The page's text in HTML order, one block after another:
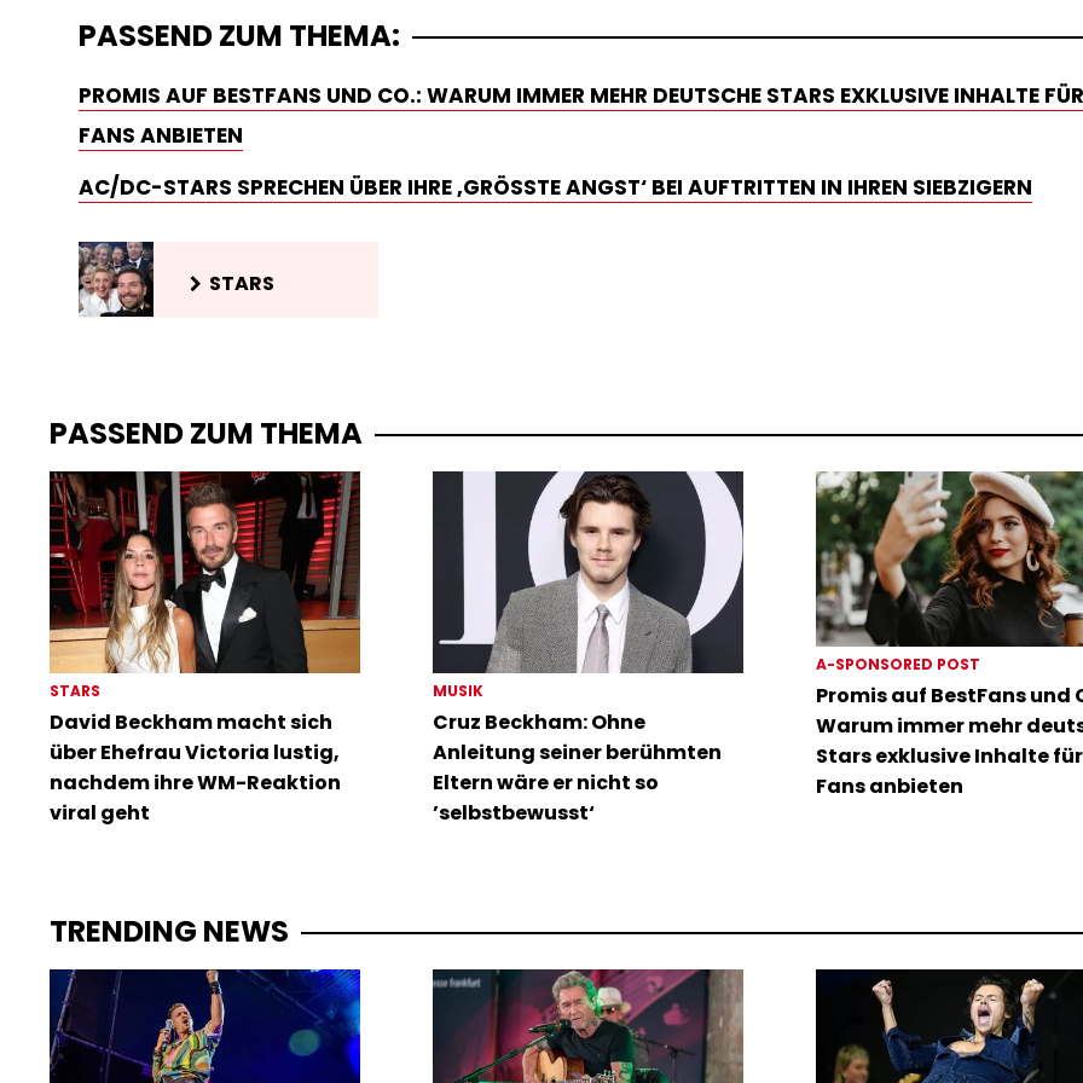
PASSEND ZUM THEMA:
PROMIS AUF BESTFANS UND CO.: WARUM IMMER MEHR DEUTSCHE STARS EXKLUSIVE INHALTE
FANS ANBIETEN
AC/DC-STARS SPRECHEN ÜBER IHRE ‚GRÖSSTE ANGST‘ BEI AUFTRITTEN IN IHREN SIEBZIGERN
STARS
PASSEND ZUM THEMA
STARS
David Beckham macht sich
über Ehefrau Victoria lustig,
nachdem ihre WM-Reaktion
viral geht
MUSIK
Cruz Beckham: Ohne
Anleitung seiner berühmten
Eltern wäre er nicht so
’selbstbewusst‘
A-SPONSORED POST
Promis auf BestFans und
Warum immer mehr
Stars exklusive Inhalte
Fans anbieten
TRENDING NEWS